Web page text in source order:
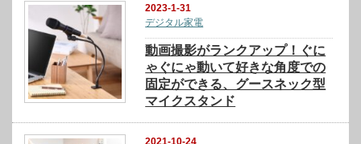
2023-1-31
デジタル家電
動画撮影がランクアップ！ぐに
ゃぐにゃ動いて好きな角度での
固定ができる、グースネック型
マイクスタンド
2021-10-24